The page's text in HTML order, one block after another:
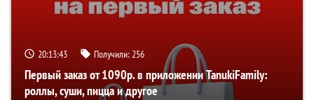
20:13:42 Получили:256
Первый заказ от 1090р. в приложении TanukiFamily:
роллы, суши, пицца и другое